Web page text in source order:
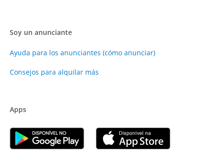
Soy un anunciante
Ayuda para los anunciantes (cómo anunciar)
Consejos para alquilar más
Apps